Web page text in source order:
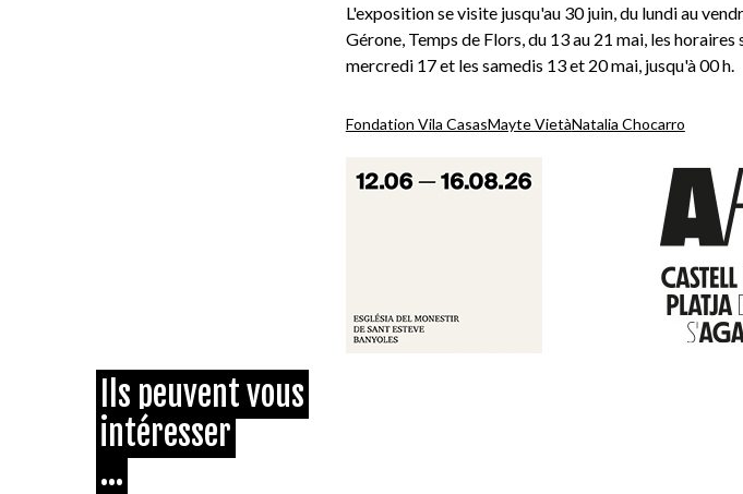
L'exposition se visite jusqu'au 30 juin, du lundi au
Gérone, Temps de Flors, du 13 au 21 mai, les
mercredi 17 et les samedis 13 et 20 mai, jusqu'à 00 h.
Fondation Vila CasasMayte VietàNatalia Chocarro
Ils peuvent vous
intéresser
...